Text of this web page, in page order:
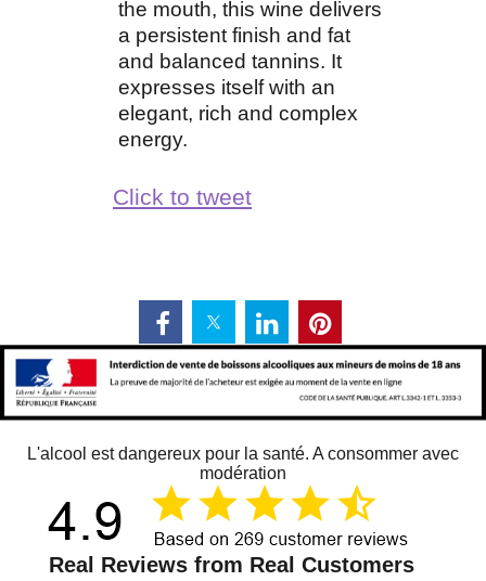
the mouth, this wine delivers
a persistent finish and fat
and balanced tannins. It
expresses itself with an
elegant, rich and complex
energy.
Click to tweet
L'alcool est dangereux pour la santé. A consommer avec
modération